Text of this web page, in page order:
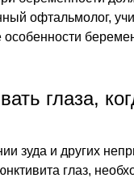
офтальмолог,
глаза,
зуда и других
глаз,